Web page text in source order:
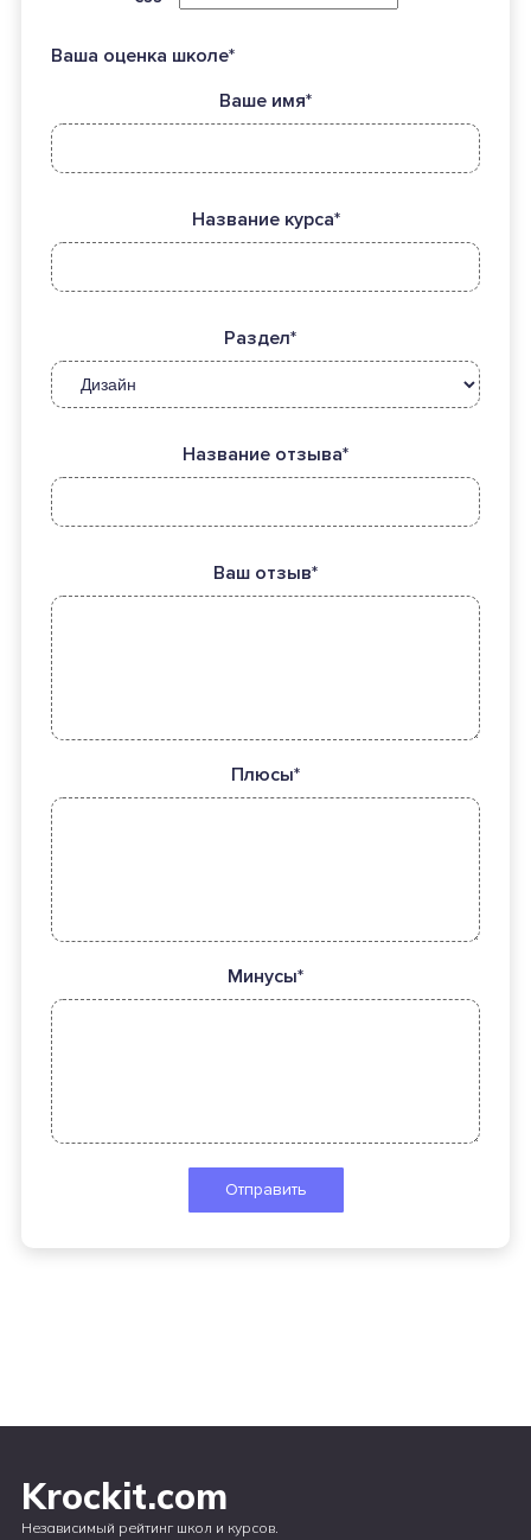
Ваша оценка школе*
Ваше имя*
Название курса*
Раздел*
Название отзыва*
Ваш отзыв*
Плюсы*
Минусы*
Krockit.com
Независимый рейтинг школ и курсов.